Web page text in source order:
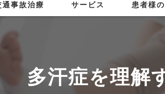
通事故治療 サービス
スポーツ外傷
患者様
多汗症を理解